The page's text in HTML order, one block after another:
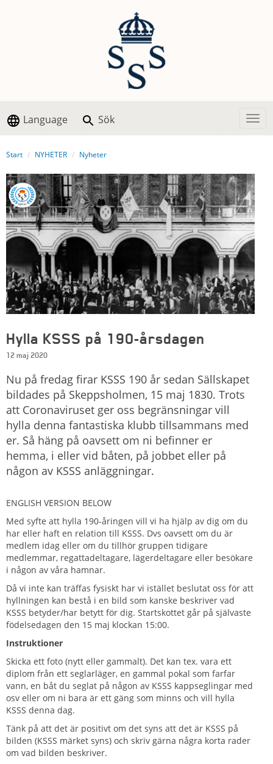
Language Sök
Start NYHETER Nyheter
Hylla KSSS på 190-årsdagen
12 maj 2020
Nu på fredag firar KSSS 190 år sedan Sällskapet
bildades på Skeppsholmen, 15 maj 1830. Trots
att Coronaviruset ger oss begränsningar vill
hylla denna fantastiska klubb tillsammans med
er. Så häng på oavsett om ni befinner er
hemma, i eller vid båten, på jobbet eller på
någon av KSSS anläggningar.
ENGLISH VERSION BELOW
Med syfte att hylla 190-åringen vill vi ha hjälp av dig om du
har eller haft en relation till KSSS. Dvs oavsett om du är
medlem idag eller om du tillhör gruppen tidigare
medlemmar, regattadeltagare, lägerdeltagare eller besökare
i någon av våra hamnar.
Då vi inte kan träffas fysiskt har vi istället beslutat oss för att
hyllningen kan bestå i en bild som kanske beskriver vad
KSSS betyder/har betytt för dig. Startskottet går på självaste
födelsedagen den 15 maj klockan 15:00.
Instruktioner
Skicka ett foto (nytt eller gammalt). Det kan tex. vara ett
diplom från ett seglarläger, en gammal pokal som farfar
vann, en båt du seglat på någon av KSSS kappseglingar med
osv eller om ni bara är ett gäng som minns och vill hylla
KSSS denna dag.
Tänk på att det är positivt om det syns att det är KSSS på
bilden (KSSS märket syns) och skriv gärna några korta rader
om vad bilden beskriver.